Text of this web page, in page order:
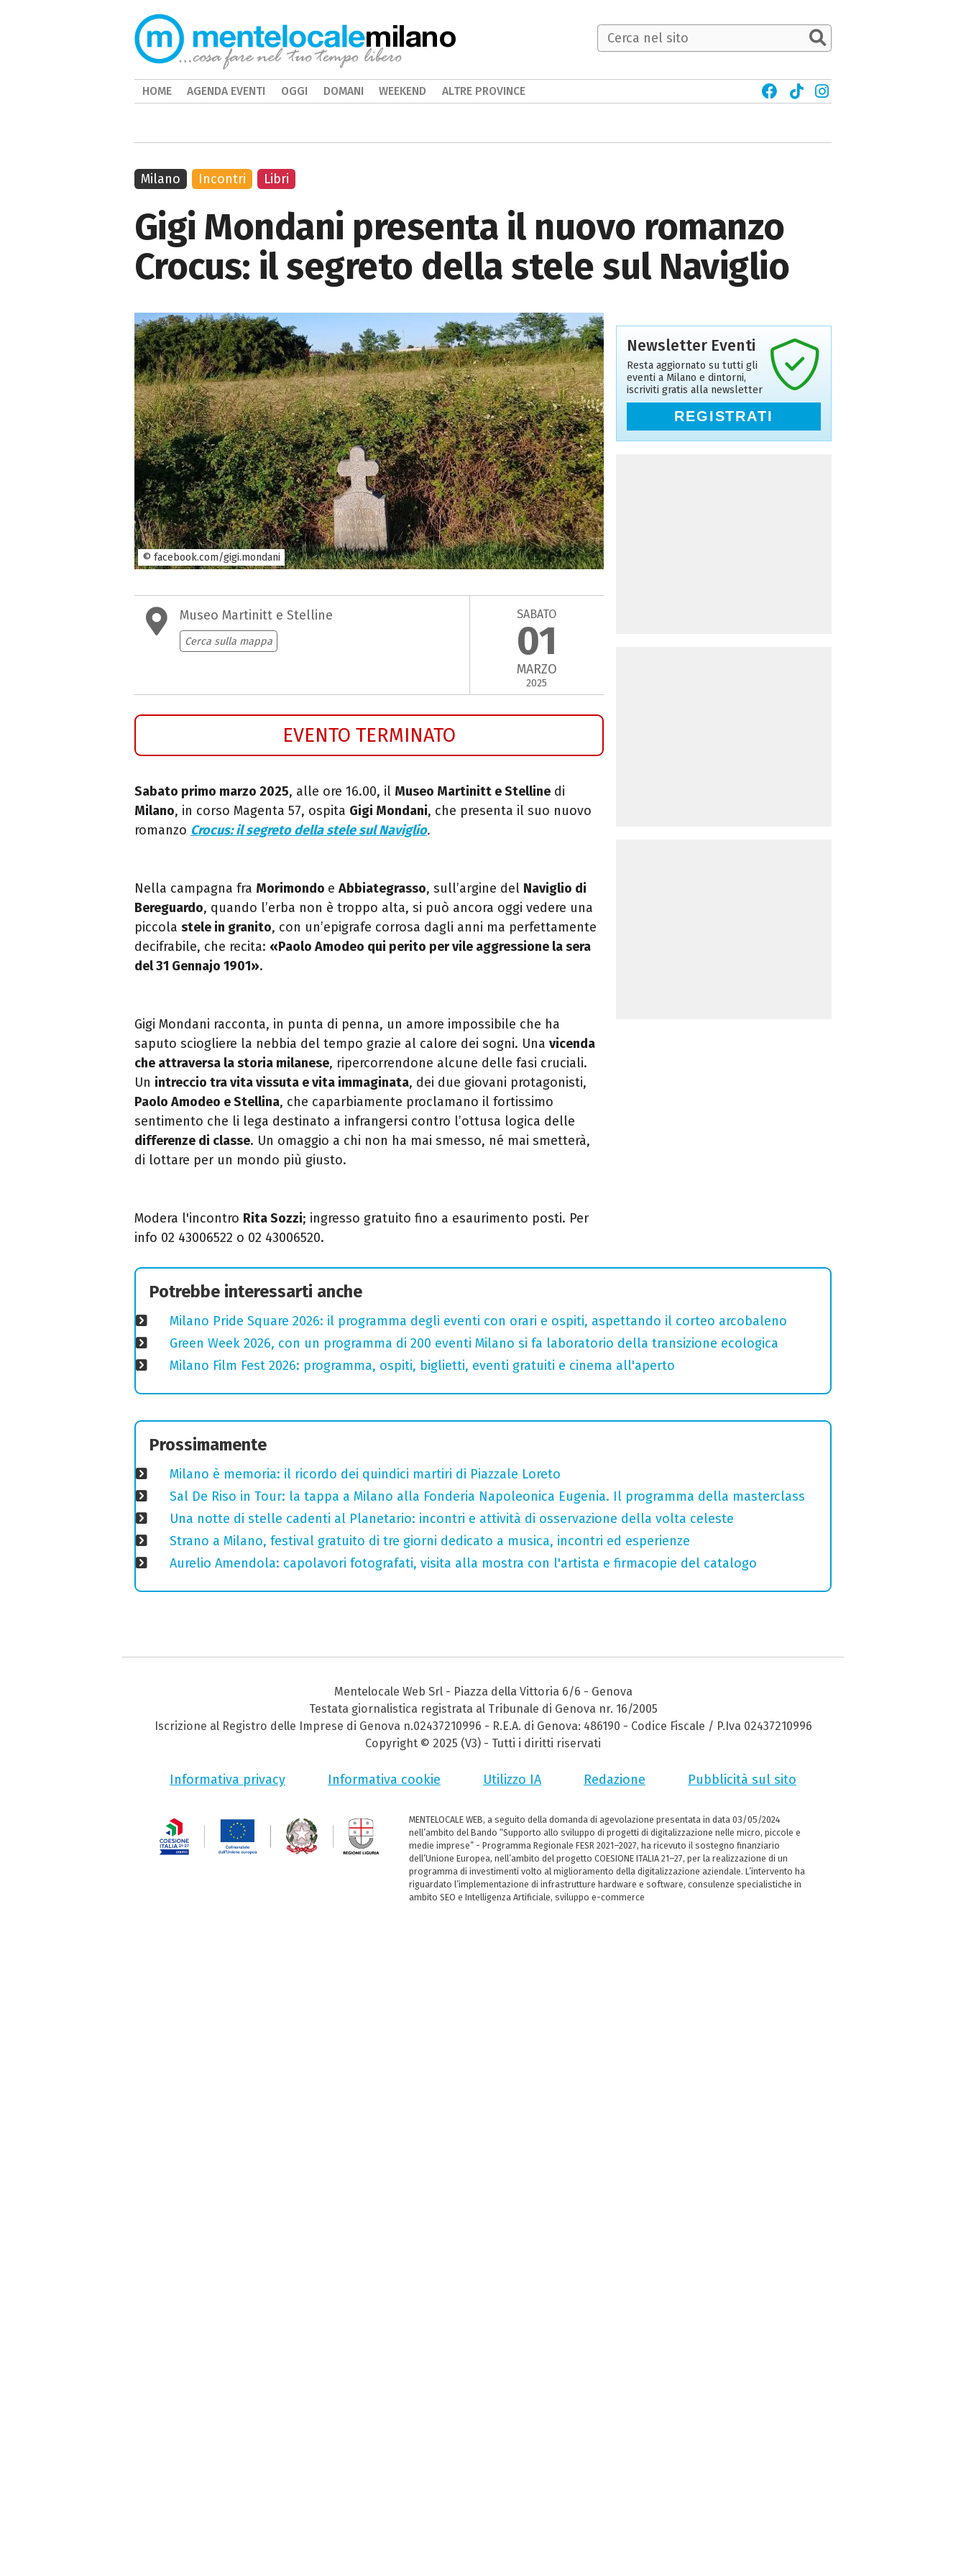
Gigi Mondani presenta il nuovo romanzo
Crocus: il segreto della stele sul Naviglio
© facebook.com/gigi.mondani
Museo Martinitt e Stelline
Cerca sulla mappa
SABATO
01
MARZO
2025
EVENTO TERMINATO
Sabato primo marzo 2025, alle ore 16.00, il Museo Martinitt e Stelline di
Milano, in corso Magenta 57, ospita Gigi Mondani, che presenta il suo nuovo
romanzo Crocus: il segreto della stele sul Naviglio.
Nella campagna fra Morimondo e Abbiategrasso, sull’argine del Naviglio di
Bereguardo, quando l’erba non è troppo alta, si può ancora oggi vedere una
piccola stele in granito, con un’epigrafe corrosa dagli anni ma perfettamente
decifrabile, che recita: «Paolo Amodeo qui perito per vile aggressione la sera
del 31 Gennajo 1901».
Gigi Mondani racconta, in punta di penna, un amore impossibile che ha
saputo sciogliere la nebbia del tempo grazie al calore dei sogni. Una ­ vicenda
che attraversa la storia milanese, ripercorrendone alcune delle fasi cruciali.
Un intreccio tra vita vissuta e vita immaginata, dei due giovani protagonisti,
Paolo Amodeo e Stellina, che caparbiamente proclamano il fortissimo
sentimento che li lega destinato a infrangersi contro l’ottusa logica delle
differenze di classe. Un omaggio a chi non ha mai smesso, né mai smetterà,
di lottare per un mondo più giusto.
Modera l'incontro Rita Sozzi; ingresso gratuito fino a esaurimento posti. Per
info 02 43006522 o 02 43006520.
Milano Incontri Libri
Newsletter Eventi
Resta aggiornato su tutti gli
eventi a Milano e dintorni,
iscriviti gratis alla newsletter
REGISTRATI
Potrebbe interessarti anche
Milano Pride Square 2026: il programma degli eventi con orari e ospiti, aspettando il corteo arcobaleno
Green Week 2026, con un programma di 200 eventi Milano si fa laboratorio della transizione ecologica
Milano Film Fest 2026: programma, ospiti, biglietti, eventi gratuiti e cinema all'aperto
Prossimamente
Milano è memoria: il ricordo dei quindici martiri di Piazzale Loreto
Sal De Riso in Tour: la tappa a Milano alla Fonderia Napoleonica Eugenia. Il programma della masterclass
Una notte di stelle cadenti al Planetario: incontri e attività di osservazione della volta celeste
Strano a Milano, festival gratuito di tre giorni dedicato a musica, incontri ed esperienze
Aurelio Amendola: capolavori fotografati, visita alla mostra con l'artista e firmacopie del catalogo
milano
HOME AGENDA EVENTI OGGI DOMANI WEEKEND ALTRE PROVINCE
Mentelocale Web Srl - Piazza della Vittoria 6/6 - Genova
Testata giornalistica registrata al Tribunale di Genova nr. 16/2005
Iscrizione al Registro delle Imprese di Genova n.02437210996 - R.E.A. di Genova: 486190 - Codice Fiscale / P.Iva 02437210996
Copyright © 2025 (V3) - Tutti i diritti riservati
Informativa privacy Informativa cookie Utilizzo IA Redazione Pubblicità sul sito
MENTELOCALE WEB, a seguito della domanda di agevolazione presentata in data 03/05/2024
nell’ambito del Bando “Supporto allo sviluppo di progetti di digitalizzazione nelle micro, piccole e
medie imprese” - Programma Regionale FESR 2021–2027, ha ricevuto il sostegno finanziario
dell’Unione Europea, nell’ambito del progetto COESIONE ITALIA 21–27, per la realizzazione di un
programma di investimenti volto al miglioramento della digitalizzazione aziendale. L’intervento ha
riguardato l’implementazione di infrastrutture hardware e software, consulenze specialistiche in
ambito SEO e Intelligenza Artificiale, sviluppo e-commerce